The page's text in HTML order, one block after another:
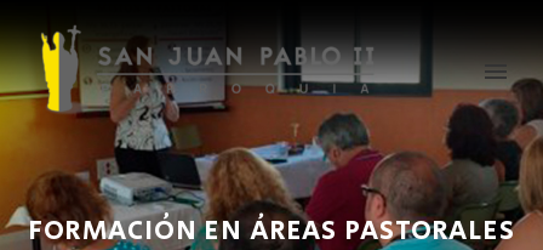
FORMACIÓN EN ÁREAS PASTORALES